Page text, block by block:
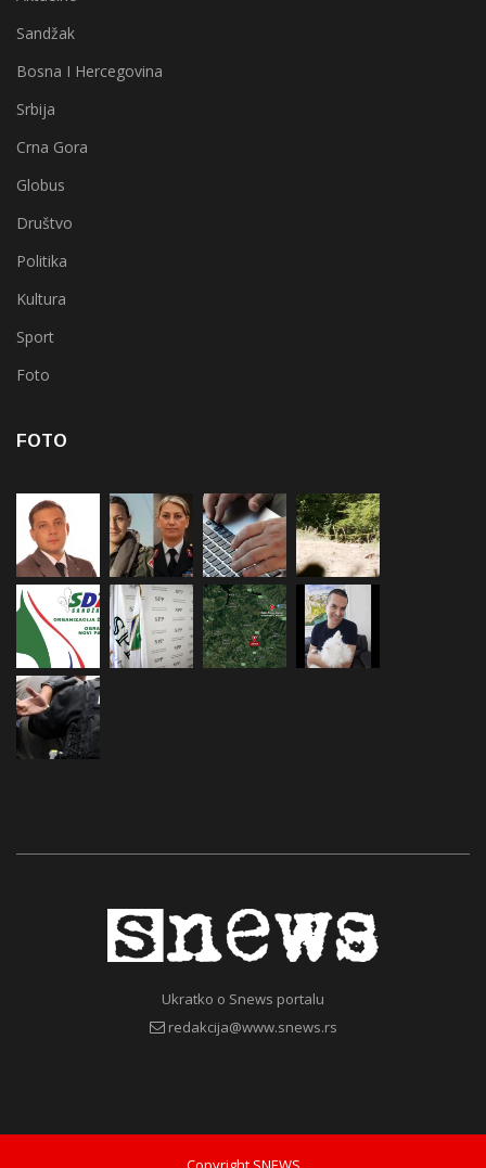
Sandžak
Bosna I Hercegovina
Srbija
Crna Gora
Globus
Društvo
Politika
Kultura
Sport
Foto
FOTO
Ukratko o Snews portalu
redakcija@www.snews.rs